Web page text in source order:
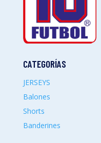
CATEGORÍAS
JERSEYS
Balones
Shorts
Banderines